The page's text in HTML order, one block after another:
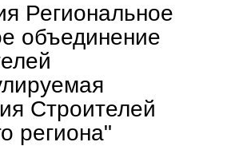
Региональное
объединение
Строителей
региона"